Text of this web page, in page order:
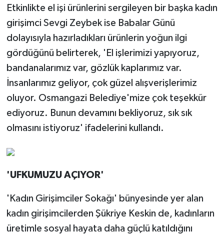
Etkinlikte el işi ürünlerini sergileyen bir başka kadın
girişimci Sevgi Zeybek ise Babalar Günü
dolayısıyla hazırladıkları ürünlerin yoğun ilgi
gördüğünü belirterek, 'El işlerimizi yapıyoruz,
bandanalarımız var, gözlük kaplarımız var.
İnsanlarımız geliyor, çok güzel alışverişlerimiz
oluyor. Osmangazi Belediye'mize çok teşekkür
ediyoruz. Bunun devamını bekliyoruz, sık sık
olmasını istiyoruz' ifadelerini kullandı.
'UFKUMUZU AÇIYOR'
'Kadın Girişimciler Sokağı' bünyesinde yer alan
kadın girişimcilerden Şükriye Keskin de, kadınların
üretimle sosyal hayata daha güçlü katıldığını